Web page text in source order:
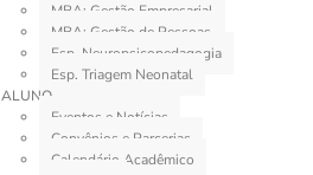
MBA: Gestão Empresarial
MBA: Gestão de Pessoas
Esp. Neuropsicopedagogia
Esp. Triagem Neonatal
ALUNO
Eventos e Notícias
Convênios e Parcerias
Calendário Acadêmico